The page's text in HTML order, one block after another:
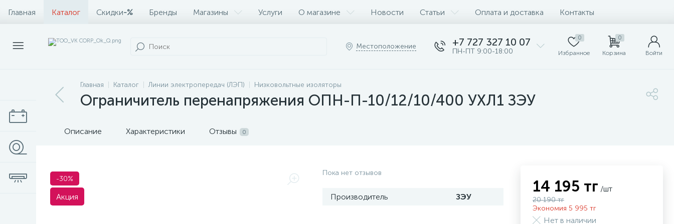
Главная Каталог Скидки-% Бренды Магазины Услуги О магазине Новости Статьи Оплата и доставка Контакты
Местоположение +7 727 327 10 07
ПН-ПТ 9:00-18:00
0
Избранное
0
Корзина Войти
Главная Каталог Линии электропередач (ЛЭП) Низковольтные изоляторы
Ограничитель перенапряжения ОПН-П-10/12/10/400 УХЛ1 ЗЭУ
Описание Характеристики Отзывы 0
-30%
Акция
Пока нет отзывов
Производитель ЗЭУ
14 195 тг /шт
20 190 тг
Экономия 5 995 тг
Нет в наличии